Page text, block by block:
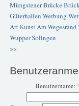
Müngstener Brücke
Güterhallen Werbung
ArtKunstAm Wegesrand
WupperSolingen
>>
Benutzername: